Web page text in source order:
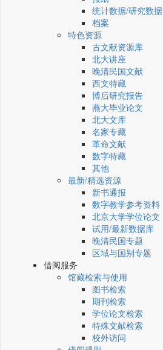
统计数据/研究数据
档案
特色资源
古文献资源库
北大讲座
晚清民国文献
西文特藏
博后研究报告
燕大毕业论文
北大文库
名家专藏
革命文献
数字特藏
其他
最新/精选资源
新书通报
数字教学参考资料
北京大学学位论文
试用/最新数据库
晚清民国专题
区域与国别专题
借阅服务
馆藏检索与使用
图书检索
期刊检索
学位论文检索
特殊文献检索
校外访问